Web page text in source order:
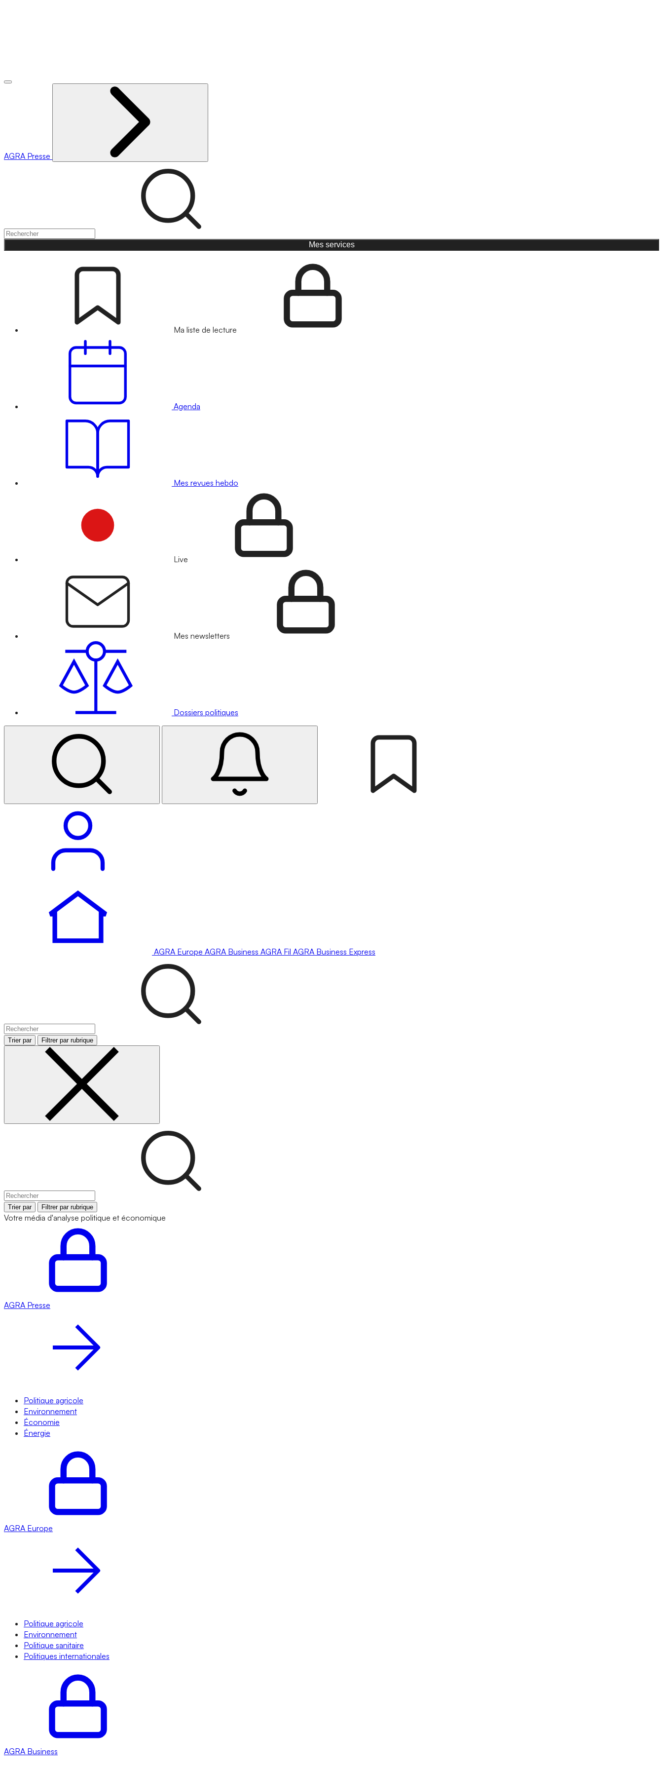
AGRA Presse
Mes services
Ma liste de lecture
Agenda
Mes revues hebdo
Live
Mes newsletters
Dossiers politiques
AGRA Europe AGRA Business AGRA Fil AGRA Business Express
Trier par Filtrer par rubrique
Trier par Filtrer par rubrique
Votre média d'analyse politique et économique
AGRA Presse
Politique agricole
Environnement
Économie
Énergie
AGRA Europe
Politique agricole
Environnement
Politique sanitaire
Politiques internationales
AGRA Business